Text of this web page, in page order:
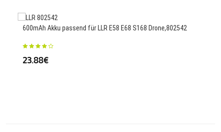
600mAh Akku passend für LLR E58 E68 S168 Drone,802542
23.88€